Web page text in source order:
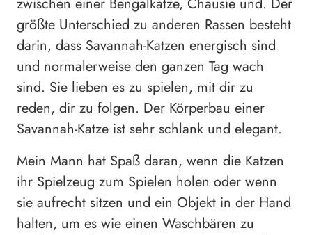
zwischen einer Bengalkatze, Chausie und. Der
größte Unterschied zu anderen Rassen besteht
darin, dass Savannah-Katzen energisch sind
und normalerweise den ganzen Tag wach
sind. Sie lieben es zu spielen, mit dir zu
reden, dir zu folgen. Der Körperbau einer
Savannah-Katze ist sehr schlank und elegant.
Mein Mann hat Spaß daran, wenn die Katzen
ihr Spielzeug zum Spielen holen oder wenn
sie aufrecht sitzen und ein Objekt in der Hand
halten, um es wie einen Waschbären zu